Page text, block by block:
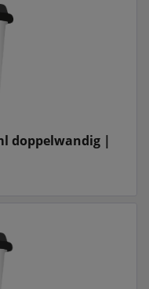
doppelwandig |